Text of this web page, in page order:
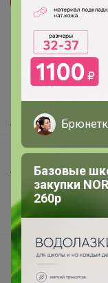
Как здесь все
Как сделать заказ?
Как получить?
Доставка
Шоурумы
Торговые марки
Наша команда
В наличии
Подарочные
Реклама на сайте
Базовые
закупки
260р